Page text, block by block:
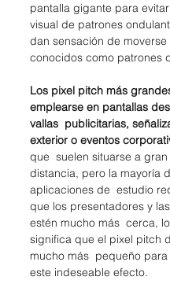
pantalla gigante para
visual de patrones
dan sensación de moverse
conocidos como patrones
Los pixel pitch más
emplearse en pantallas
vallas  publicitarias,
exterior o eventos
que  suelen situarse a gran
distancia, pero la mayoría
aplicaciones de  estudio
que los presentadores y
estén mucho más  cerca,
significa que el pixel pitch
mucho más  pequeño para
este indeseable efecto.